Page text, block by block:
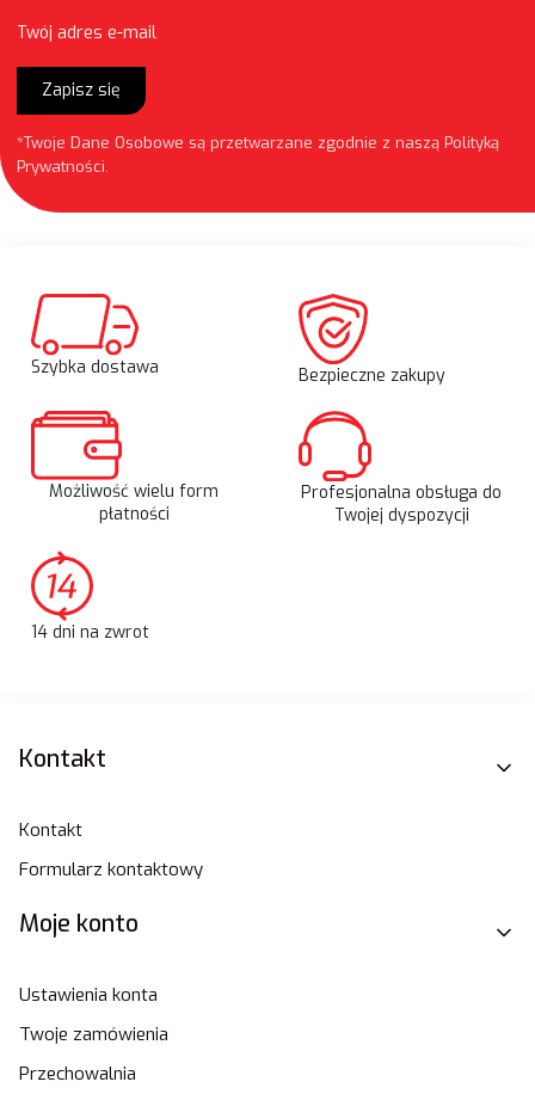
Twój adres e-mail
Zapisz się
*Twoje Dane Osobowe są przetwarzane zgodnie z naszą Polityką
Prywatności.
Szybka dostawa Bezpieczne zakupy
Możliwość wielu form
płatności
Profesjonalna obsługa do
Twojej dyspozycji
14 dni na zwrot
Linki w stopce
Kontakt
Kontakt
Formularz kontaktowy
Moje konto
Ustawienia konta
Twoje zamówienia
Przechowalnia